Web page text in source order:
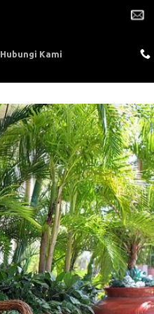
Hubungi Kami